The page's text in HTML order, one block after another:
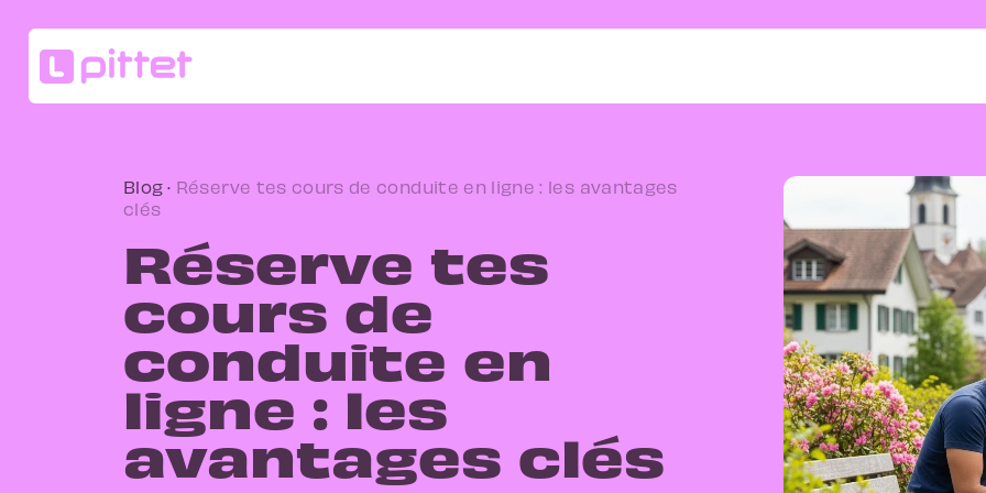
Blog · Réserve tes cours de conduite en ligne : les avantages
clés
Réserve tes
cours de
conduite en
ligne : les
avantages clés